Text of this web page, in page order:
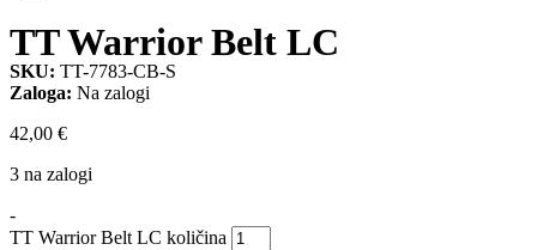
TT Warrior Belt LC
SKU: TT-7783-CB-S
Zaloga: Na zalogi
42,00 €
3 na zalogi
-
TT Warrior Belt LC količina